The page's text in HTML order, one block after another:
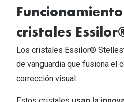
cristales
Los cristales Essilor®
de vanguardia que fusiona el
corrección visual.